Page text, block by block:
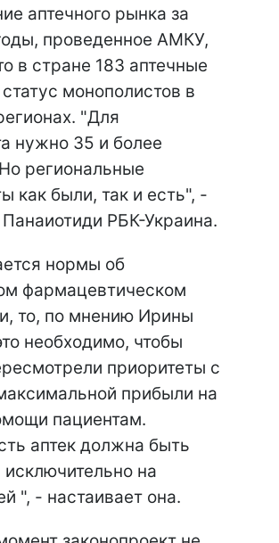
аптечного рынка за
проведенное АМКУ,
в стране 183 аптечные
монополистов в
"Для
нужно 35 и более
региональные
как были, так и есть", -
РБК-Украина.
нормы об
фармацевтическом
то, по мнению Ирины
необходимо, чтобы
приоритеты с
прибыли на
пациентам.
аптек должна быть
на
", - настаивает она.